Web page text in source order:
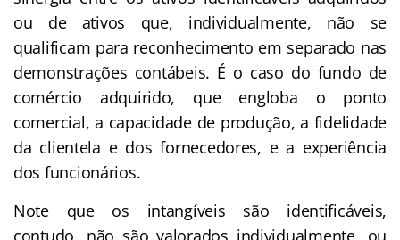
ou de ativos que, individualmente, não se
qualificam para reconhecimento em separado nas
demonstrações contábeis. É o caso do fundo de
comércio adquirido, que engloba o ponto
comercial, a capacidade de produção, a fidelidade
da clientela e dos fornecedores, e a experiência
dos funcionários.
Note que os intangíveis são identificáveis,
contudo, não são valorados individualmente, ou